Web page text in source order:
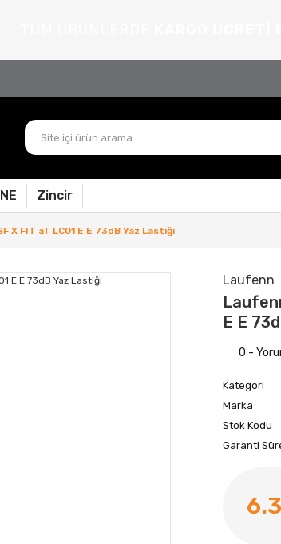
Zincir
X FIT aT LC01 E E 73dB Yaz Lastiği
Laufenn
E E
0 -
Kategori
Marka
Stok Kodu
Garanti